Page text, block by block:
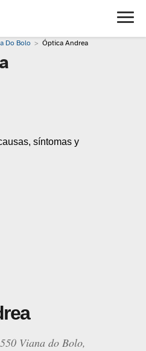
Do Bolo Óptica Andrea
Viana do Bolo,